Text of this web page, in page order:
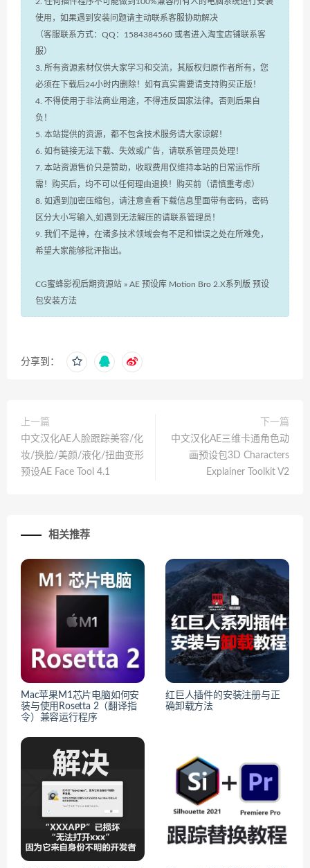
2. 任何插件程序不可能做到100%兼容所有人的电脑系统进行安装
使用，如果遇到安装问题请主动联系客服协助解决
（客服联系方式：QQ：1584384560 或者进入淘宝店铺联系客
服）
3. 所有资源素材仅供大家学习和交流，其版权归原作者所有，您
必须在下载后24小时内删除！如有真实需要请支持购买正版！
4. 不得使用于非法商业用途，不得违反国家法律。否则后果自
负！
5. 本站提供的资源，都不包含技术服务请大家谅解！
6. 如有链接无法下载、失效或广告，请联系管理员处理！
7. 本站资源售价只是赞助，收取费用仅维持本站的日常运作所
需！购买后，均不可以任何理由退换！购买前（请慎重考虑）
8. 如遇到加密压缩包，请注意查看下载信息里面带有密码，密码
区分大小写输入,如遇到无法解压的请联系管理员！
9. 我们不是神，在诸多技术领域会有不足和错误之处在所难免，
希望大家能够批评指出。
CG蜜蜂影视后期资源站 » AE 预设库 Motion Bro 2.X系列版 预设
包安装方法
分享到：
上一篇
中文汉化AE人脸跟踪美容/化
妆/换脸/美颜/液化/扭曲变形
预设AE Face Tool 4.1
下一篇
中文汉化AE三维卡通角色动
画预设包3D Characters
Explainer Toolkit V2
相关推荐
Mac苹果M1芯片电脑如何安
装与使用Rosetta 2（翻译指
令）兼容运行程序
红巨人插件的安装注册与正
确卸载方法